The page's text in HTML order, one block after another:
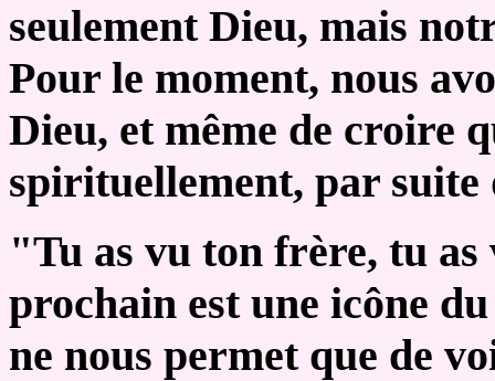
seulement Dieu, mais
Pour le moment, nous
Dieu, et même de croire
spirituellement, par suite
"Tu as vu ton frère, tu
prochain est une icône
ne nous permet que de